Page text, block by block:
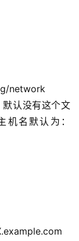
network
认没有这个文
名默认为：